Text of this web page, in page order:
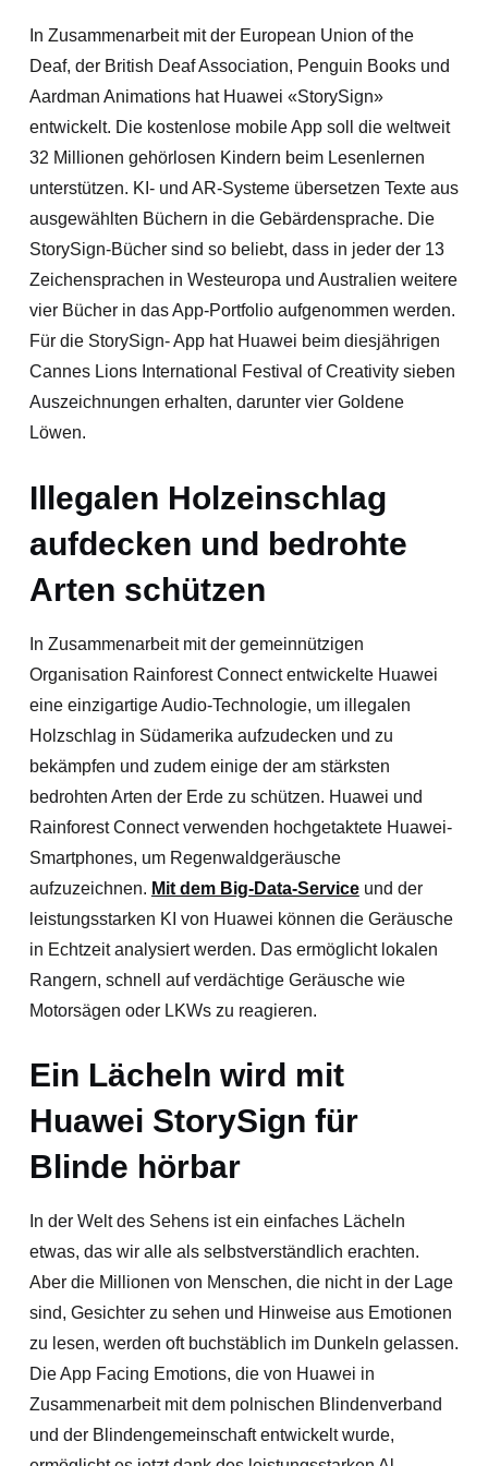
In Zusammenarbeit mit der European Union of the
Deaf, der British Deaf Association, Penguin Books und
Aardman Animations hat Huawei «StorySign»
entwickelt. Die kostenlose mobile App soll die weltweit
32 Millionen gehörlosen Kindern beim Lesenlernen
unterstützen. KI- und AR-Systeme übersetzen Texte aus
ausgewählten Büchern in die Gebärdensprache. Die
StorySign-Bücher sind so beliebt, dass in jeder der 13
Zeichensprachen in Westeuropa und Australien weitere
vier Bücher in das App-Portfolio aufgenommen werden.
Für die StorySign- App hat Huawei beim diesjährigen
Cannes Lions International Festival of Creativity sieben
Auszeichnungen erhalten, darunter vier Goldene
Löwen.
Illegalen Holzeinschlag
aufdecken und bedrohte
Arten schützen
In Zusammenarbeit mit der gemeinnützigen
Organisation Rainforest Connect entwickelte Huawei
eine einzigartige Audio-Technologie, um illegalen
Holzschlag in Südamerika aufzudecken und zu
bekämpfen und zudem einige der am stärksten
bedrohten Arten der Erde zu schützen. Huawei und
Rainforest Connect verwenden hochgetaktete Huawei-
Smartphones, um Regenwaldgeräusche
aufzuzeichnen. Mit dem Big-Data-Serviceund der
leistungsstarken KI von Huawei können die Geräusche
in Echtzeit analysiert werden. Das ermöglicht lokalen
Rangern, schnell auf verdächtige Geräusche wie
Motorsägen oder LKWs zu reagieren.
Ein Lächeln wird mit
Huawei StorySign für
Blinde hörbar
In der Welt des Sehens ist ein einfaches Lächeln
etwas, das wir alle als selbstverständlich erachten.
Aber die Millionen von Menschen, die nicht in der Lage
sind, Gesichter zu sehen und Hinweise aus Emotionen
zu lesen, werden oft buchstäblich im Dunkeln gelassen.
Die App Facing Emotions, die von Huawei in
Zusammenarbeit mit dem polnischen Blindenverband
und der Blindengemeinschaft entwickelt wurde,